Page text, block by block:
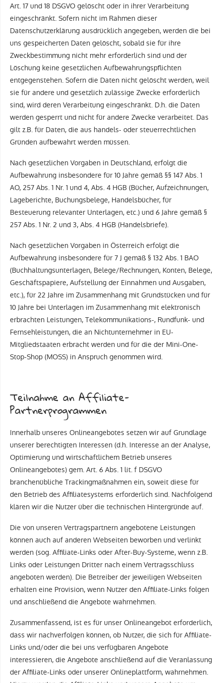
Art. 17 und 18 DSGVO gelöscht oder in ihrer Verarbeitung
eingeschränkt. Sofern nicht im Rahmen dieser
Datenschutzerklärung ausdrücklich angegeben, werden die bei
uns gespeicherten Daten gelöscht, sobald sie für ihre
Zweckbestimmung nicht mehr erforderlich sind und der
Löschung keine gesetzlichen Aufbewahrungspflichten
entgegenstehen. Sofern die Daten nicht gelöscht werden, weil
sie für andere und gesetzlich zulässige Zwecke erforderlich
sind, wird deren Verarbeitung eingeschränkt. D.h. die Daten
werden gesperrt und nicht für andere Zwecke verarbeitet. Das
gilt z.B. für Daten, die aus handels- oder steuerrechtlichen
Gründen aufbewahrt werden müssen.
Nach gesetzlichen Vorgaben in Deutschland, erfolgt die
Aufbewahrung insbesondere für 10 Jahre gemäß §§ 147 Abs. 1
AO, 257 Abs. 1 Nr. 1 und 4, Abs. 4 HGB (Bücher, Aufzeichnungen,
Lageberichte, Buchungsbelege, Handelsbücher, für
Besteuerung relevanter Unterlagen, etc.) und 6 Jahre gemäß §
257 Abs. 1 Nr. 2 und 3, Abs. 4 HGB (Handelsbriefe).
Nach gesetzlichen Vorgaben in Österreich erfolgt die
Aufbewahrung insbesondere für 7 J gemäß § 132 Abs. 1 BAO
(Buchhaltungsunterlagen, Belege/Rechnungen, Konten, Belege,
Geschäftspapiere, Aufstellung der Einnahmen und Ausgaben,
etc.), für 22 Jahre im Zusammenhang mit Grundstücken und für
10 Jahre bei Unterlagen im Zusammenhang mit elektronisch
erbrachten Leistungen, Telekommunikations-, Rundfunk- und
Fernsehleistungen, die an Nichtunternehmer in EU-
Mitgliedstaaten erbracht werden und für die der Mini-One-
Stop-Shop (MOSS) in Anspruch genommen wird.
Teilnahme an Affiliate-
Partnerprogrammen
Innerhalb unseres Onlineangebotes setzen wir auf Grundlage
unserer berechtigten Interessen (d.h. Interesse an der Analyse,
Optimierung und wirtschaftlichem Betrieb unseres
Onlineangebotes) gem. Art. 6 Abs. 1 lit. f DSGVO
branchenübliche Trackingmaßnahmen ein, soweit diese für
den Betrieb des Affiliatesystems erforderlich sind. Nachfolgend
klären wir die Nutzer über die technischen Hintergründe auf.
Die von unseren Vertragspartnern angebotene Leistungen
können auch auf anderen Webseiten beworben und verlinkt
werden (sog. Affiliate-Links oder After-Buy-Systeme, wenn z.B.
Links oder Leistungen Dritter nach einem Vertragsschluss
angeboten werden). Die Betreiber der jeweiligen Webseiten
erhalten eine Provision, wenn Nutzer den Affiliate-Links folgen
und anschließend die Angebote wahrnehmen.
Zusammenfassend, ist es für unser Onlineangebot erforderlich,
dass wir nachverfolgen können, ob Nutzer, die sich für Affiliate-
Links und/oder die bei uns verfügbaren Angebote
interessieren, die Angebote anschließend auf die Veranlassung
der Affiliate-Links oder unserer Onlineplattform, wahrnehmen.